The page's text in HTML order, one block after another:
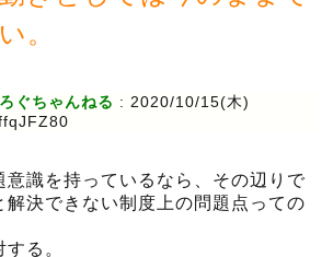
。
ぐちゃんねる : 2020/10/15(木)
意識を持っているなら、その辺りで
解決できない制度上の問題点っての
る。